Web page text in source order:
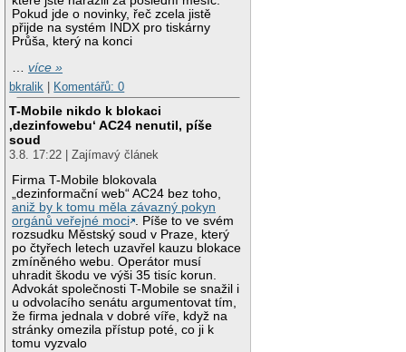
Pokud jde o novinky, řeč zcela jistě
přijde na systém INDX pro tiskárny
Průša, který na konci
…více »
bkralik
Komentářů: 0
T-Mobile nikdo k blokaci
‚dezinfowebu‘ AC24 nenutil, píše
soud
3.8. 17:22 | Zajímavý článek
Firma T-Mobile blokovala
„dezinformační web“ AC24 bez toho,
aniž by k tomu měla závazný pokyn
orgánů veřejné moci . Píše to ve svém
rozsudku Městský soud v Praze, který
po čtyřech letech uzavřel kauzu blokace
zmíněného webu. Operátor musí
uhradit škodu ve výši 35 tisíc korun.
Advokát společnosti T-Mobile se snažil i
u odvolacího senátu argumentovat tím,
že firma jednala v dobré víře, když na
stránky omezila přístup poté, co ji k
tomu vyzvalo